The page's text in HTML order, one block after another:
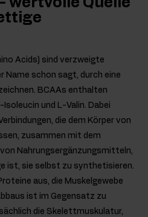
Acids) sind verzweigte
Name schon sagt, durch eine
BCAAs enthalten
und L-Valin. Dabei
die dem Körper von
zusammen mit dem
Nahrungsergänzungsmitteln,
ist, sie selbst zu synthetisieren.
aus, die Muskelgewebe
ist im Gegensatz zu
die Skelettmuskulatur,